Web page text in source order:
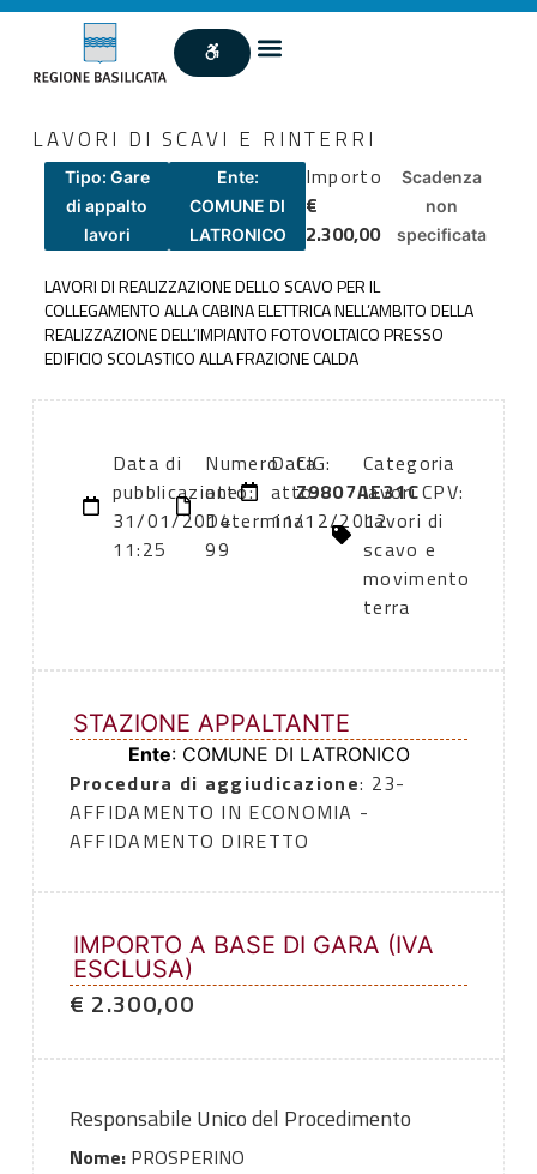
LAVORI DI SCAVI E RINTERRI
Tipo: Gare
di appalto
lavori
Ente:
COMUNE DI
LATRONICO
Importo
€
2.300,00
Scadenza
non
specificata
LAVORI DI REALIZZAZIONE DELLO SCAVO PER IL
COLLEGAMENTO ALLA CABINA ELETTRICA NELL’AMBITO DELLA
REALIZZAZIONE DELL’IMPIANTO FOTOVOLTAICO PRESSO
EDIFICIO SCOLASTICO ALLA FRAZIONE CALDA
Data di
pubblicazione:
31/01/2014
11:25
Numero
atto:
Determina
99
Data
atto:
11/12/2012
CIG:
Z9807AE31C
Categoria
lavori CPV:
Lavori di
scavo e
movimento
terra
STAZIONE APPALTANTE
Ente: COMUNE DI LATRONICO
Procedura di aggiudicazione: 23-
AFFIDAMENTO IN ECONOMIA -
AFFIDAMENTO DIRETTO
IMPORTO A BASE DI GARA (IVA
ESCLUSA)
€ 2.300,00
Responsabile Unico del Procedimento
Nome:PROSPERINO